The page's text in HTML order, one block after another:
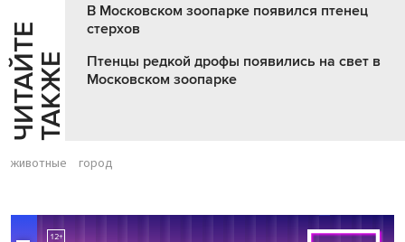
Ч
И
Т
АЙ
Т
Е
Т
А
К
ЖЕ
В Московском зоопарке появился птенец
стерхов
Птенцы редкой дрофы появились на свет в
Московском зоопарке
животные город